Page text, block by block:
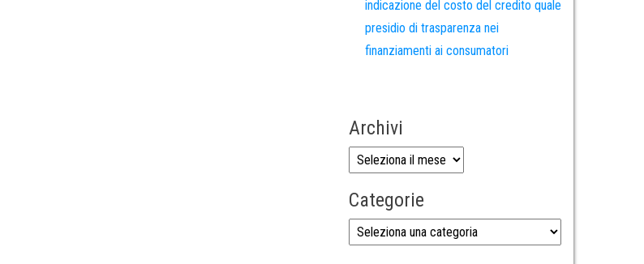
indicazione del costo del credito quale
presidio di trasparenza nei
finanziamenti ai consumatori
Archivi
Categorie